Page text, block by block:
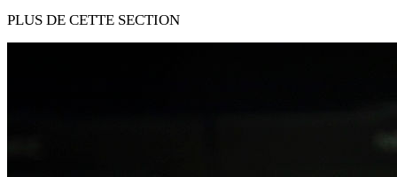
PLUS DE CETTE SECTION